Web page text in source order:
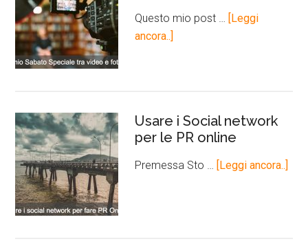
Questo mio post …
[Leggi
ancora..]
Usare i Social network
per le PR online
Premessa Sto … [Leggi ancora..]